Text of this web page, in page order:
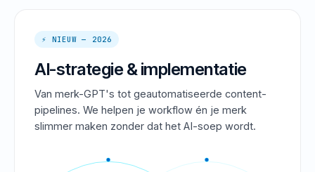
⚡ NIEUW — 2026
AI-strategie & implementatie
Van merk-GPT's tot geautomatiseerde content-
pipelines. We helpen je workflow én je merk
slimmer maken zonder dat het AI-soep wordt.